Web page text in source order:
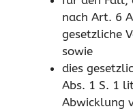
nach Art. 6
gesetzliche
sowie
dies
Abs. 1 S. 1
Abwicklung